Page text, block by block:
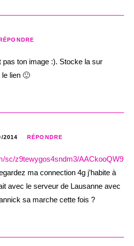
pas ton image :). Stocke la sur
lien 🙂
2014 RÉPONDRE
sc/z9tewygos4sndm3/AACkooQW9
ma connection 4g j’habite à
avec le serveur de Lausanne avec
sa marche cette fois ?